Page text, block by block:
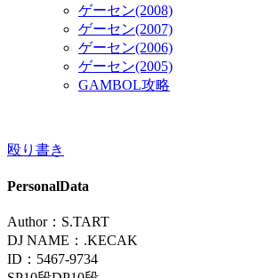
ゲーセン(2008)
ゲーセン(2007)
ゲーセン(2006)
ゲーセン(2005)
GAMBOL攻略
殴り書き
PersonalData
Author：S.TART
DJ NAME：.KECAK
ID：5467-9734